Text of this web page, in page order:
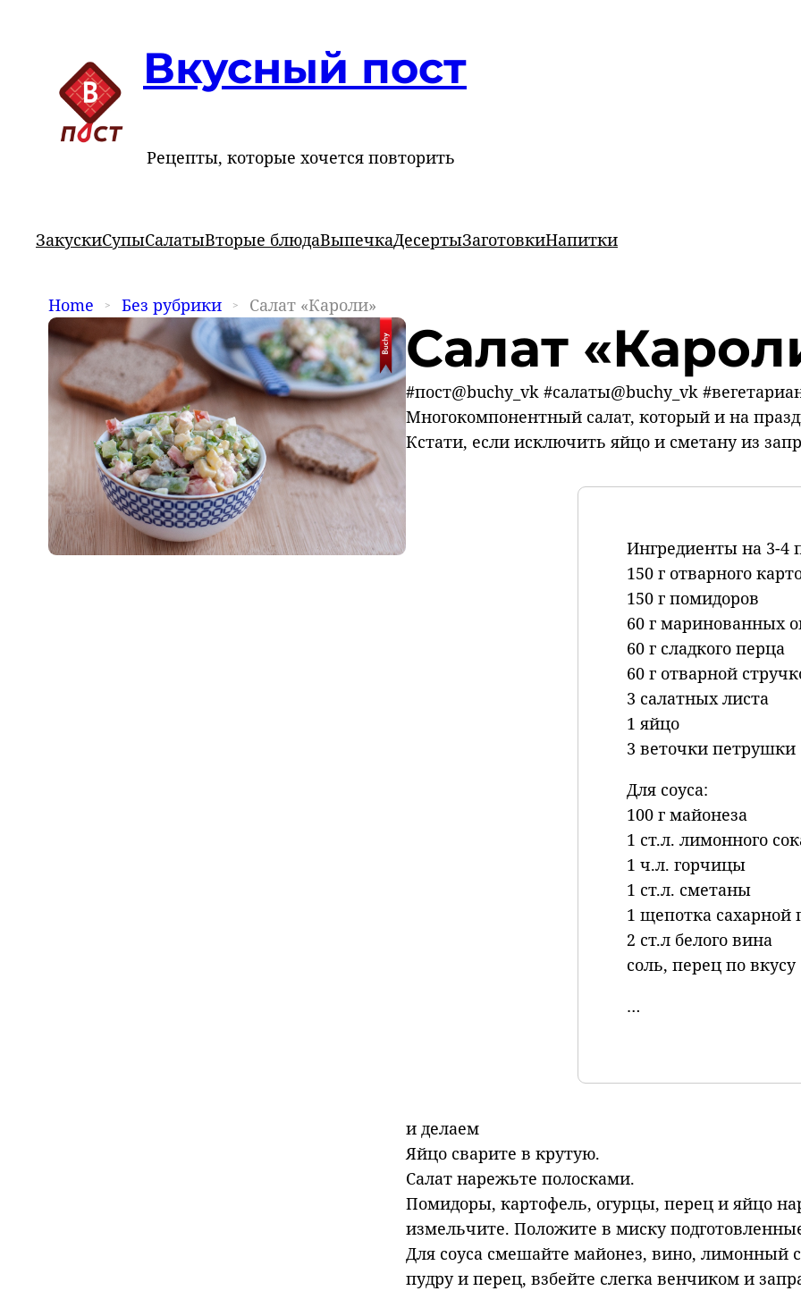
Вкусный пост
Рецепты, которые хочется повторить
ЗакускиСупыСалатыВторые блюдаВыпечкаДесертыЗаготовкиНапитки
Home Без рубрики Салат «Кароли»
Салат
#пост@buchy_vk #салаты@buchy_vk
Многокомпонентный салат, который и на
Кстати, если исключить яйцо и сметану из
Ингредиенты на 3-4
150 г отварного
150 г помидоров
60 г маринованных
60 г сладкого перца
60 г отварной
3 салатных листа
1 яйцо
3 веточки петрушки
Для соуса:
100 г майонеза
1 ст.л. лимонного
1 ч.л. горчицы
1 ст.л. сметаны
1 щепотка сахарной
2 ст.л белого вина
соль, перец по вкусу
…
и делаем
Яйцо сварите в крутую.
Салат нарежьте полосками.
Помидоры, картофель, огурцы, перец и яйцо
измельчите. Положите в миску
Для соуса смешайте майонез, вино, лимонный
пудру и перец, взбейте слегка венчиком и